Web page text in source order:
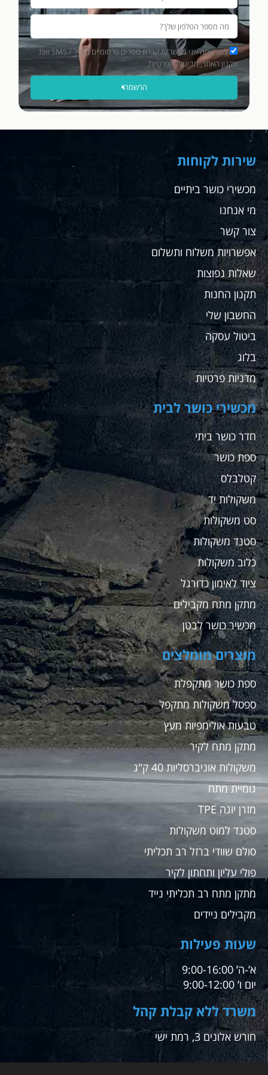
המדהים
חדש
וטוב
ללא
תשלום,
רבה.
בהרשמה אני מאשר/ת קבלת מסרים פרסומיים במייל / SMS ואת
תקנון האתר, מדיניות הפרטיות.
הרשמה
שירות לקוחות
מכשירי כושר ביתיים
מי אנחנו
צור קשר
אפשרויות משלוח ותשלום
שאלות נפוצות
תקנון החנות
החשבון שלי
ביטול עסקה
בלוג
מדניות פרטיות
מכשירי כושר לבית
חדר כושר ביתי
ספת כושר
קטלבלס
משקולות יד
סט משקולות
סטנד משקולות
כלוב משקולות
ציוד לאימון כדורגל
מתקן מתח מקבילים
מכשיר כושר לבטן
מוצרים מומלצים
ספת כושר מתקפלת
ספסל משקולות מתקפל
טבעות אולימפיות מעץ
מתקן מתח לקיר
משקולות אוניברסליות 40 ק"ג
גומיית מתח
מזרן יוגה TPE
סטנד למוט משקולות
סולם שוודי ברזל רב תכליתי
פולי עליון ותחתון לקיר
מתקן מתח רב תכליתי נייד
מקבילים ניידים
שעות פעילות
א’-ה’ 9:00-16:00
יום ו’ 9:00-12:00
משרד ללא קבלת קהל
חורש אלונים 3, רמת ישי